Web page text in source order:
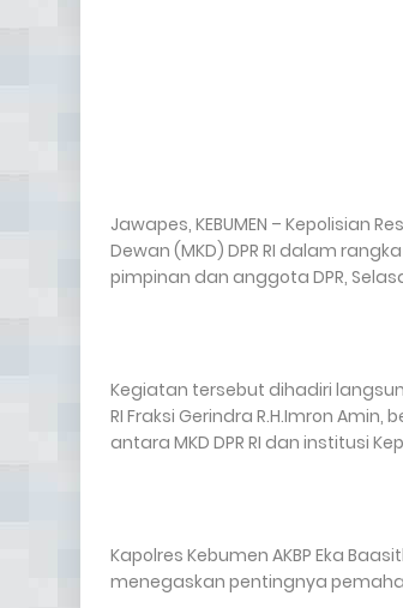
Jawapes, KEBUMEN – Kepolisian
Dewan (MKD) DPR RI dalam
pimpinan dan anggota DPR,
Kegiatan tersebut dihadiri langsung
RI Fraksi Gerindra R.H.Imron
antara MKD DPR RI dan institusi
Kapolres Kebumen AKBP Eka
menegaskan pentingnya